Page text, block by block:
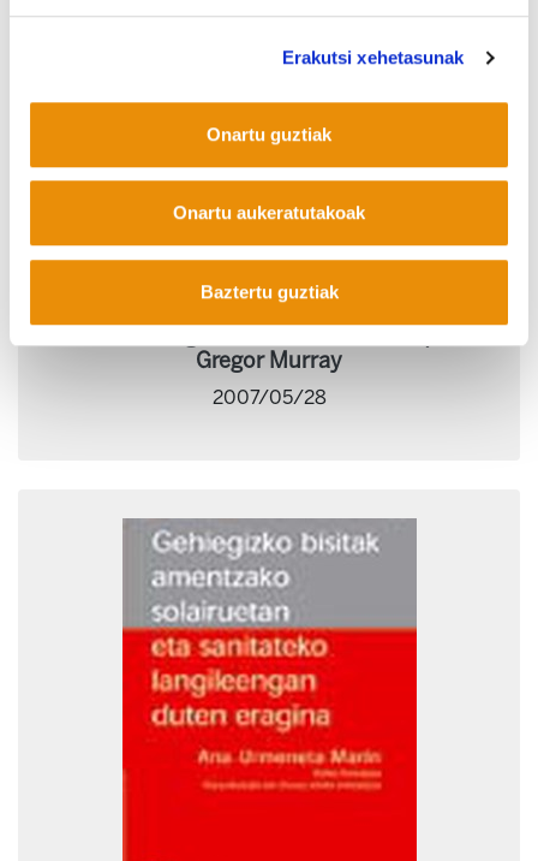
Erakutsi xehetasunak
Onartu guztiak
Onartu aukeratutakoak
Baztertu guztiak
Botere sindikala ekonomia globalizatuan:
Gregor Murray
2007/05/28